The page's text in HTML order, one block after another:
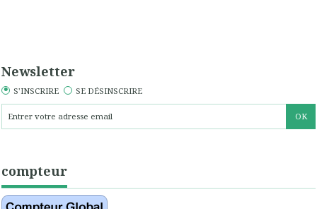
Newsletter
S'INSCRIRE SE DÉSINSCRIRE
compteur